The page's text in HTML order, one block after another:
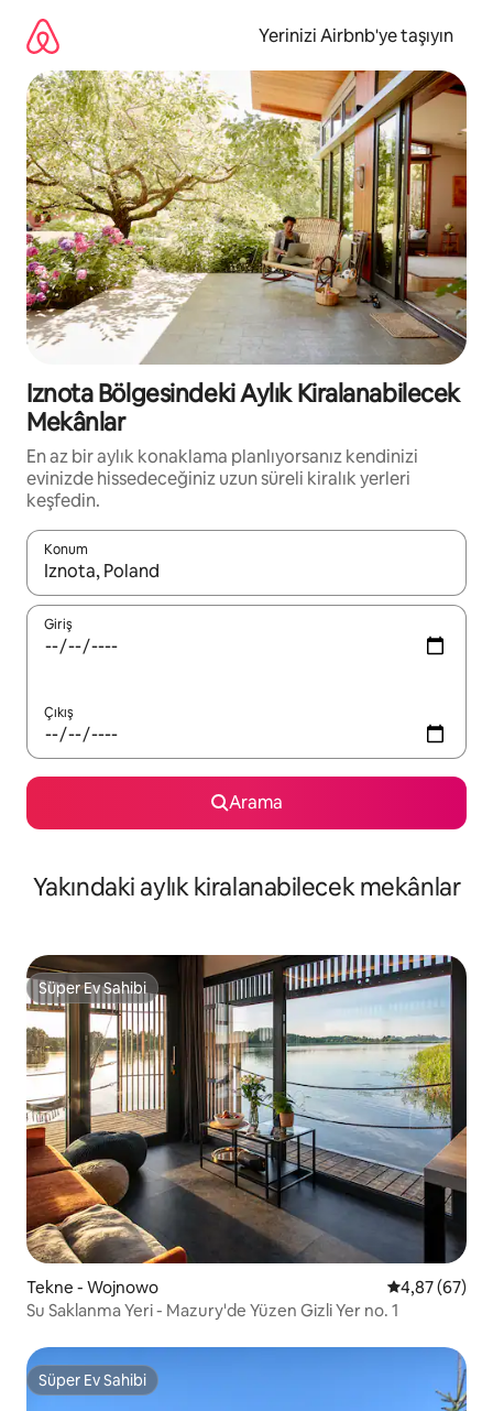
Yerinizi Airbnb'ye taşıyın
Iznota Bölgesindeki Aylık Kiralanabilecek
Mekânlar
En az bir aylık konaklama planlıyorsanız kendinizi
evinizde hissedeceğiniz uzun süreli kiralık yerleri
keşfedin.
Konum
Sonuçlar kullanılabilir olduğunda yukarı ve aşağı oklarıyla
Giriş
Çıkış
Arama
Yakındaki aylık kiralanabilecek mekânlar
Süper Ev Sahibi
Süper Ev Sahibi
Tekne - Wojnowo 5 üzerinden
4,87 (67)
Su Saklanma Yeri - Mazury'de Yüzen Gizli Yer no. 1
Süper Ev Sahibi
Süper Ev Sahibi